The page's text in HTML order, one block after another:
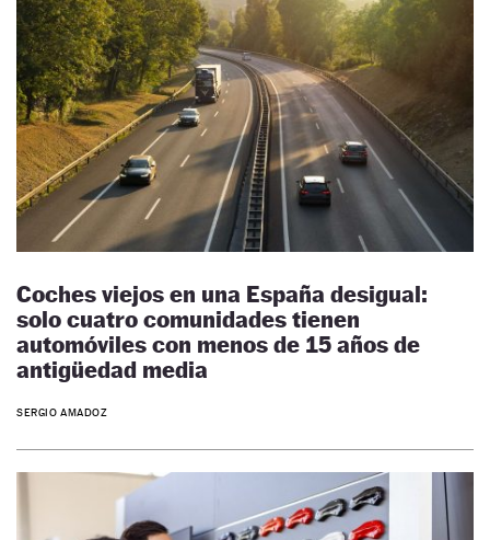
Coches viejos en una España desigual:
solo cuatro comunidades tienen
automóviles con menos de 15 años de
antigüedad media
SERGIO AMADOZ